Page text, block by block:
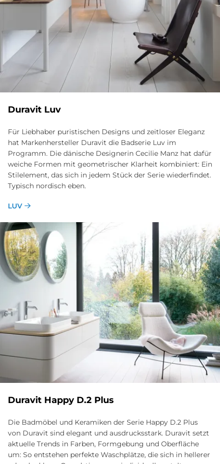
Du­ra­vit Luv
Für Liebhaber puristischen Designs und zeitloser Eleganz
hat Markenhersteller Duravit die Badserie Luv im
Programm. Die dänische Designerin Cecilie Manz hat dafür
weiche Formen mit geometrischer Klarheit kombiniert: Ein
Stilelement, das sich in jedem Stück der Serie wiederfindet.
Typisch nordisch eben.
LUV
Du­ra­vit Hap­py D.2 Plus
Die Badmöbel und Keramiken der Serie Happy D.2 Plus
von Duravit sind elegant und ausdrucksstark. Duravit setzt
aktuelle Trends in Farben, Formgebung und Oberfläche
um: So entstehen perfekte Waschplätze, die sich in hellerer